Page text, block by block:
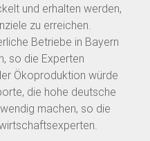
und erhalten werden,
zu erreichen.
Betriebe in Bayern
so die Experten
Ökoproduktion würde
die hohe deutsche
machen, so die